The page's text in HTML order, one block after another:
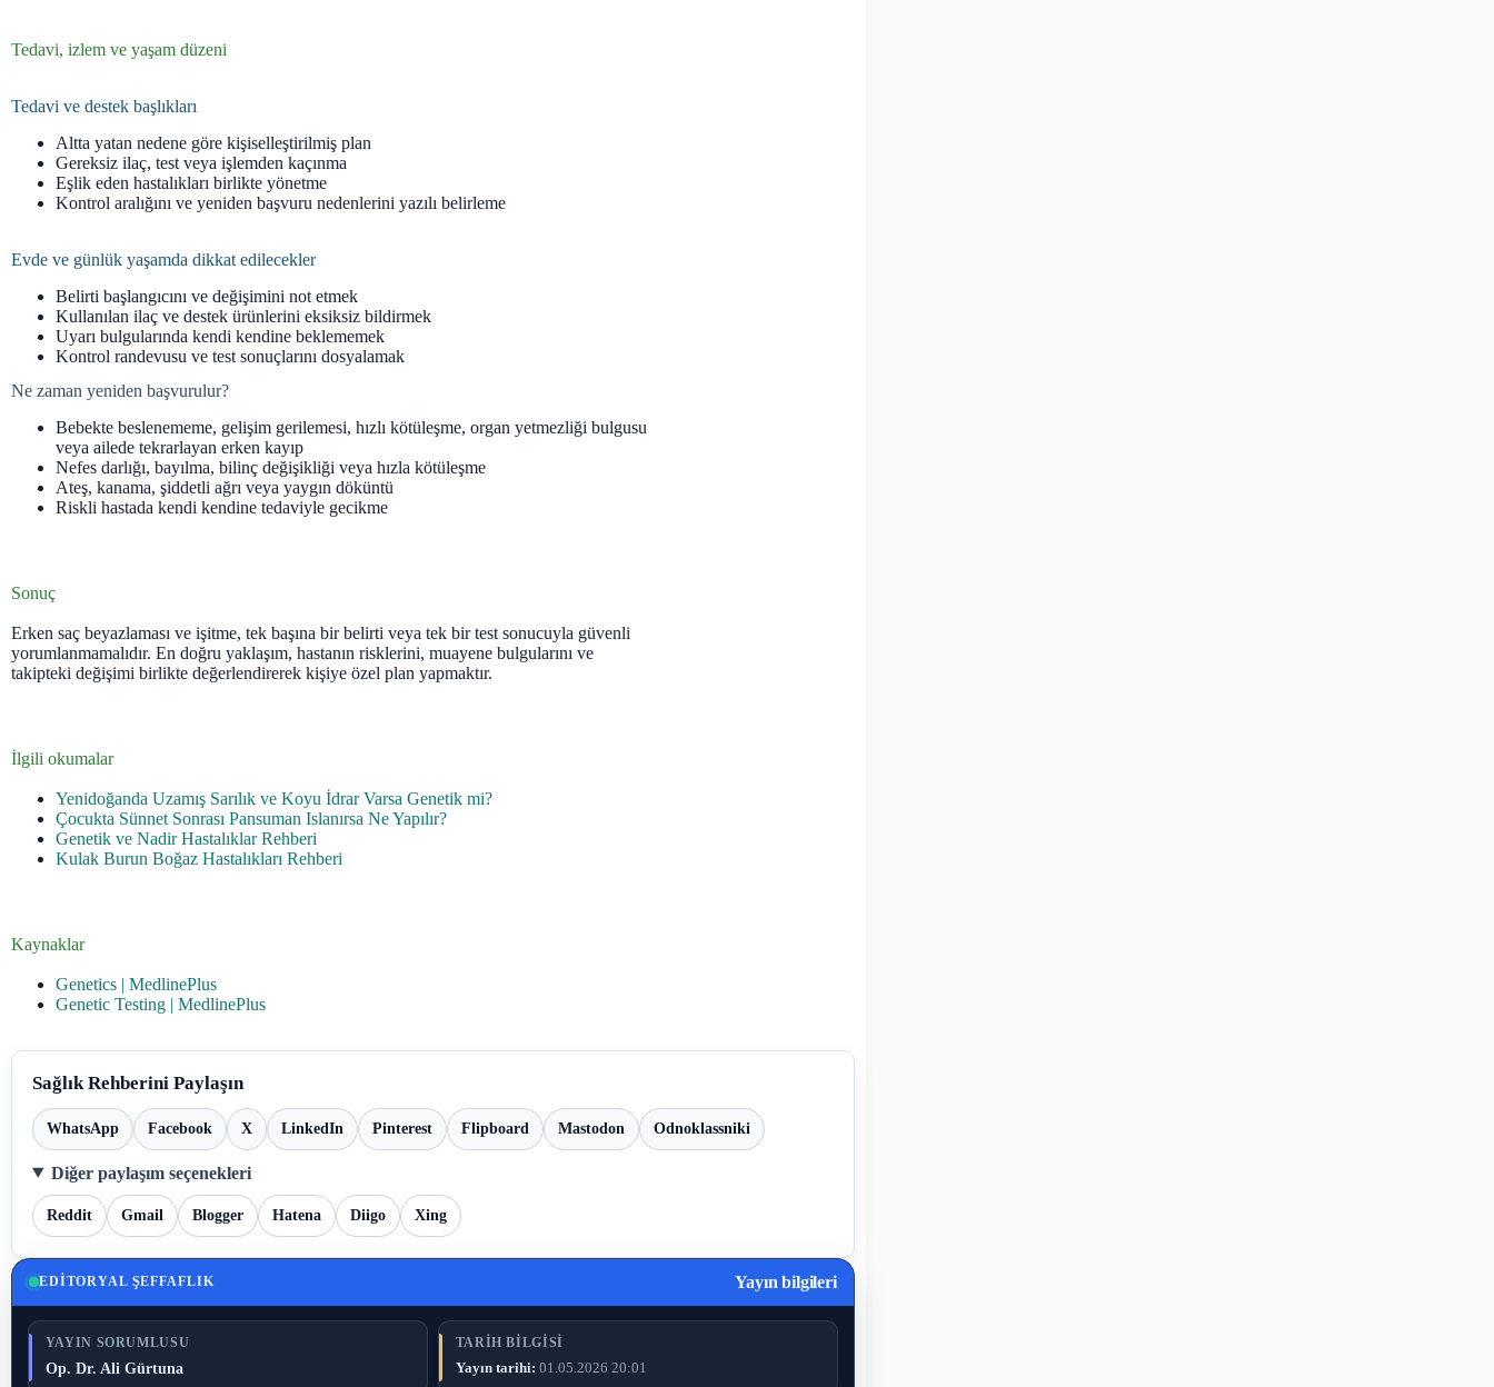
Tedavi, izlem ve yaşam düzeni
Tedavi ve destek başlıkları
Altta yatan nedene göre kişiselleştirilmiş plan
Gereksiz ilaç, test veya işlemden kaçınma
Eşlik eden hastalıkları birlikte yönetme
Kontrol aralığını ve yeniden başvuru nedenlerini yazılı belirleme
Evde ve günlük yaşamda dikkat edilecekler
Belirti başlangıcını ve değişimini not etmek
Kullanılan ilaç ve destek ürünlerini eksiksiz bildirmek
Uyarı bulgularında kendi kendine beklememek
Kontrol randevusu ve test sonuçlarını dosyalamak
Ne zaman yeniden başvurulur?
Bebekte beslenememe, gelişim gerilemesi, hızlı kötüleşme, organ yetmezliği bulgusu
veya ailede tekrarlayan erken kayıp
Nefes darlığı, bayılma, bilinç değişikliği veya hızla kötüleşme
Ateş, kanama, şiddetli ağrı veya yaygın döküntü
Riskli hastada kendi kendine tedaviyle gecikme
Sonuç
Erken saç beyazlaması ve işitme, tek başına bir belirti veya tek bir test sonucuyla güvenli
yorumlanmamalıdır. En doğru yaklaşım, hastanın risklerini, muayene bulgularını ve
takipteki değişimi birlikte değerlendirerek kişiye özel plan yapmaktır.
İlgili okumalar
Yenidoğanda Uzamış Sarılık ve Koyu İdrar Varsa Genetik mi?
Çocukta Sünnet Sonrası Pansuman Islanırsa Ne Yapılır?
Genetik ve Nadir Hastalıklar Rehberi
Kulak Burun Boğaz Hastalıkları Rehberi
Kaynaklar
Genetics | MedlinePlus
Genetic Testing | MedlinePlus
Sağlık Rehberini Paylaşın
WhatsApp Facebook X LinkedIn Pinterest Flipboard Mastodon Odnoklassniki
Diğer paylaşım seçenekleri
Reddit Gmail Blogger Hatena Diigo Xing
EDITORYAL ŞEFFAFLIK Yayın bilgileri
YAYIN SORUMLUSU
Op. Dr. Ali Gürtuna
TARIH BILGISI
Yayın tarihi: 01.05.2026 20:01